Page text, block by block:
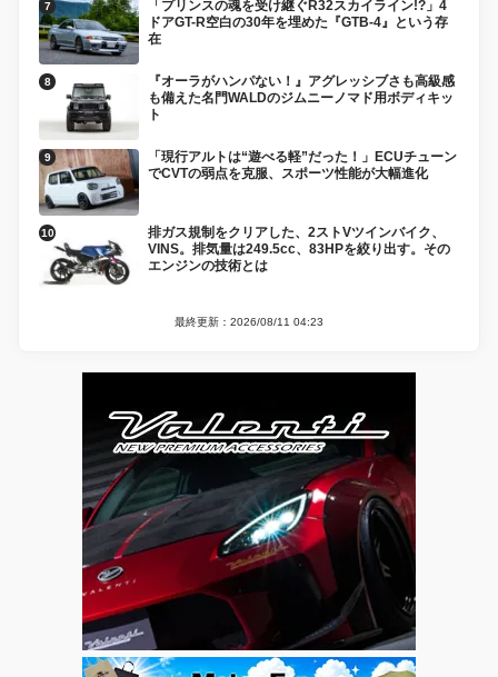
「プリンスの魂を受け継ぐR32スカイライン!?」4
ドアGT-R空白の30年を埋めた『GTB-4』という存
在
『オーラがハンパない！』アグレッシブさも高級感
も備えた名門WALDのジムニーノマド用ボディキッ
ト
「現行アルトは“遊べる軽”だった！」ECUチューン
でCVTの弱点を克服、スポーツ性能が大幅進化
排ガス規制をクリアした、2ストVツインバイク、
VINS。排気量は249.5cc、83HPを絞り出す。その
エンジンの技術とは
最終更新：2026/08/11 04:23